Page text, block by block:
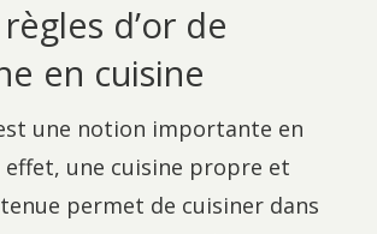
d’or de
en cuisine
est une notion importante en
effet, une cuisine propre et
permet de cuisiner dans